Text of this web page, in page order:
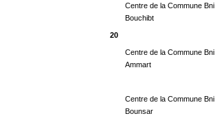
20
Centre de la Commune Bni
Bouchibt
Centre de la Commune Bni
Ammart
Centre de la Commune Bni
Bounsar